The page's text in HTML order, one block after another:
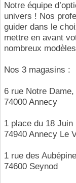
Notre équipe
univers ! Nos
guider dans le
mettre en avant
nombreux
Nos 3 magasins :
6 rue Notre Dame,
74000 Annecy
1 place du 18 Juin
74940 Annecy Le
1 rue des
74600 Seynod